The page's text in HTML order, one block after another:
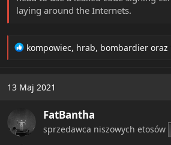
laying around the Internets.
R
t
o
n
s
kompowiec, hrab, bombardier oraz
13 Maj 2021
FatBantha
sprzedawca niszowych etosów